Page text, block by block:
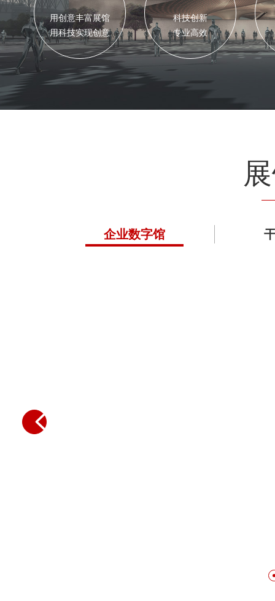
用创意丰富展馆
用科技实现创意
科技创新
专业高效
企业数字馆